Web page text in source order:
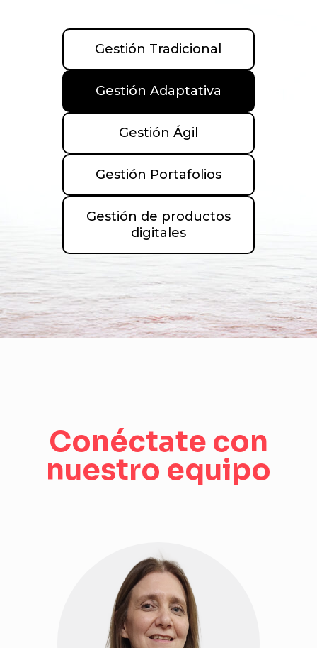
Gestión Tradicional
Gestión Adaptativa
Gestión Ágil
Gestión Portafolios
Gestión de productos
digitales
Conéctate con
nuestro equipo